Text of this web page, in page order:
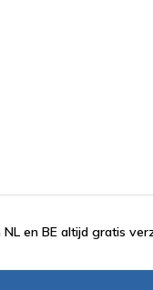
NL en BE altijd gratis